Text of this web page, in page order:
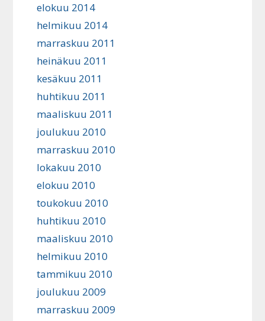
elokuu 2014
helmikuu 2014
marraskuu 2011
heinäkuu 2011
kesäkuu 2011
huhtikuu 2011
maaliskuu 2011
joulukuu 2010
marraskuu 2010
lokakuu 2010
elokuu 2010
toukokuu 2010
huhtikuu 2010
maaliskuu 2010
helmikuu 2010
tammikuu 2010
joulukuu 2009
marraskuu 2009